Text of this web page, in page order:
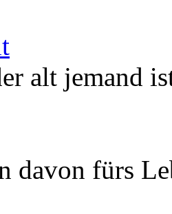
alt jemand
davon fürs